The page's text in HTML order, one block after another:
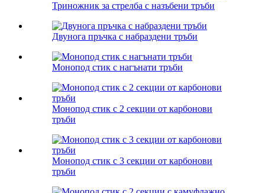
Триножник за стрелба с назъбени тръби
Двунога пръчка с набраздени тръби
Монопод стик с нагънати тръби
Монопод стик с 2 секции от карбонови
тръби
Монопод стик с 3 секции от карбонови
тръби